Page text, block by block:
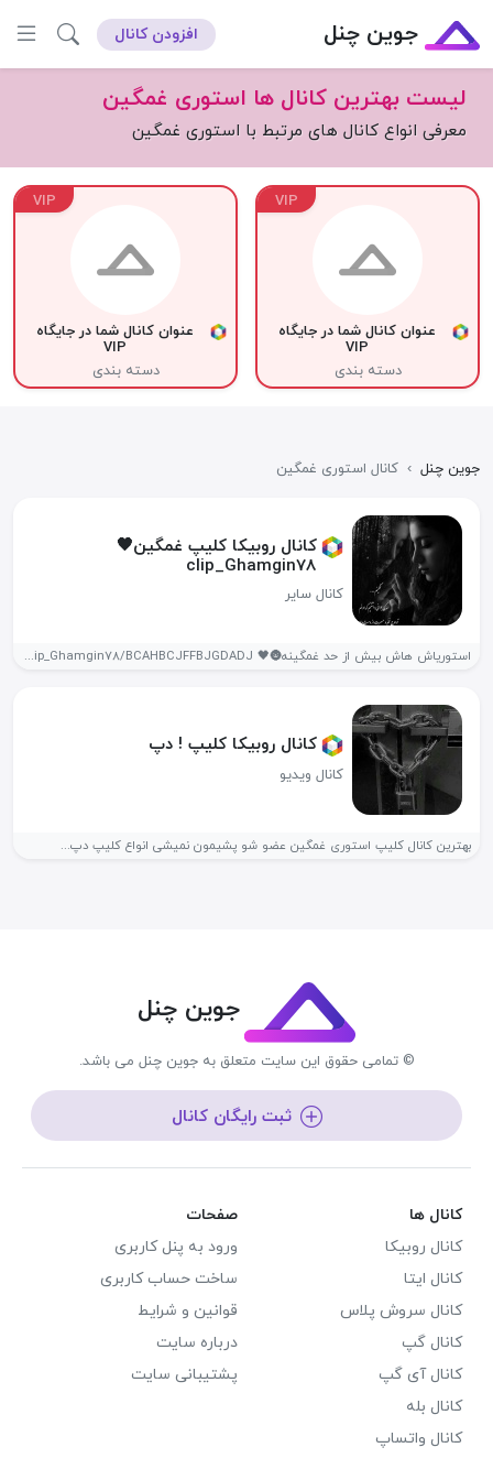
جوین چنل افزودن کانال
لیست بهترین کانال ها استوری غمگین
معرفی انواع کانال های مرتبط با استوری غمگین
VIP
عنوان کانال شما در جایگاه
VIP
دسته بندی
VIP
عنوان کانال شما در جایگاه
VIP
دسته بندی
جوین چنل › کانال استوری غمگین
کانال روبیکا کلیپ غمگین🖤
clip_Ghamgin78
کانال سایر
استوریاش هاش بیش از حد غمگینه🌚🖤 https://rubika.ir/clip_Ghamgin78/BCAHBCJFFBJGDADJ https://rubika.ir/clip_Ghamgin78/BCAHBCJFFBJGDADJ +معدن استوریای دپ و...
کانال روبیکا کلیپ ! دپ
کانال ویدیو
بهترین کانال کلیپ استوری غمگین عضو شو پشیمون نمیشی انواع کلیپ دپ...
جوین چنل
© تمامی حقوق این سایت متعلق به جوین چنل می باشد.
ثبت رایگان کانال
کانال ها
کانال روبیکا
کانال ایتا
کانال سروش پلاس
کانال گپ
کانال آی گپ
کانال بله
کانال واتساپ
صفحات
ورود به پنل کاربری
ساخت حساب کاربری
قوانین و شرایط
درباره سایت
پشتیبانی سایت